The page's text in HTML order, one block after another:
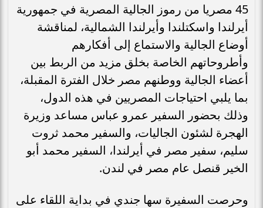
45 مصريا من رموز الجالية المصرية في جمهورية
أيرلندا واسكتلندا وأيرلندا الشمالية، لمناقشة
أوضاع الجالية والاستماع إلى أفكارهم
وأطروحاتهم الخاصة بخلق مزيد من الربط بين
أعضاء الجالية ووطنهم مصر خلال الفترة المقبلة،
بما يلبي احتياجات المصريين في هذه الدول،
وذلك بحضور السفير عمرو عباس مساعد وزيرة
الهجرة لشئون الجاليات، والسفير محمد ثروت
سليم، سفير مصر في أيرلندا، السفير محمد أبو
الخير قنصل عام مصر في لندن.
وحرصت السفيرة سها جندي في بداية اللقاء على